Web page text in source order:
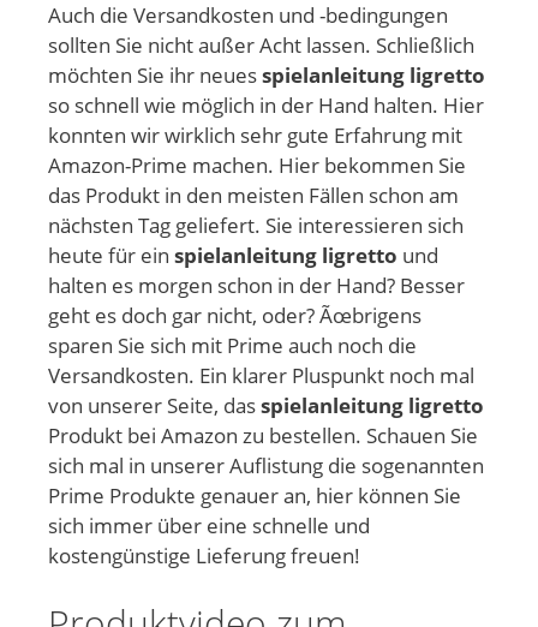
Auch die Versandkosten und -bedingungen
sollten Sie nicht außer Acht lassen. Schließlich
möchten Sie ihr neuesspielanleitung ligretto
so schnell wie möglich in der Hand halten. Hier
konnten wir wirklich sehr gute Erfahrung mit
Amazon-Prime machen. Hier bekommen Sie
das Produkt in den meisten Fällen schon am
nächsten Tag geliefert. Sie interessieren sich
heute für ein spielanleitung ligretto und
halten es morgen schon in der Hand? Besser
geht es doch gar nicht, oder? Ãœbrigens
sparen Sie sich mit Prime auch noch die
Versandkosten. Ein klarer Pluspunkt noch mal
von unserer Seite, dasspielanleitung ligretto
Produkt bei Amazon zu bestellen. Schauen Sie
sich mal in unserer Auflistung die sogenannten
Prime Produkte genauer an, hier können Sie
sich immer über eine schnelle und
kostengünstige Lieferung freuen!